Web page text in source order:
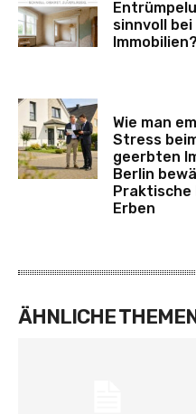
sinnvoll bei
Immobilien?
Wie man
Stress
geerbten
Berlin
Erben
ÄHNLICHE